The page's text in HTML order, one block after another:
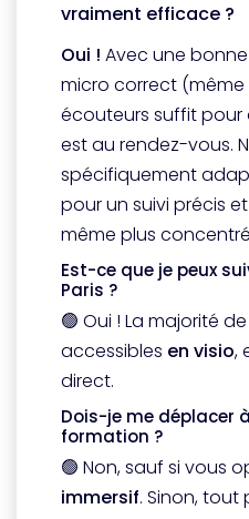
vraiment efficace ?
Oui ! Avec une
micro correct (même
écouteurs suffit pour
est au rendez-vous.
spécifiquement
pour un suivi précis
même plus
Est-ce que je peux
Paris ?
🟢 Oui ! La majorité
accessibles en visio,
direct.
Dois-je me déplacer
formation ?
🟢 Non, sauf si vous
immersif. Sinon, tout